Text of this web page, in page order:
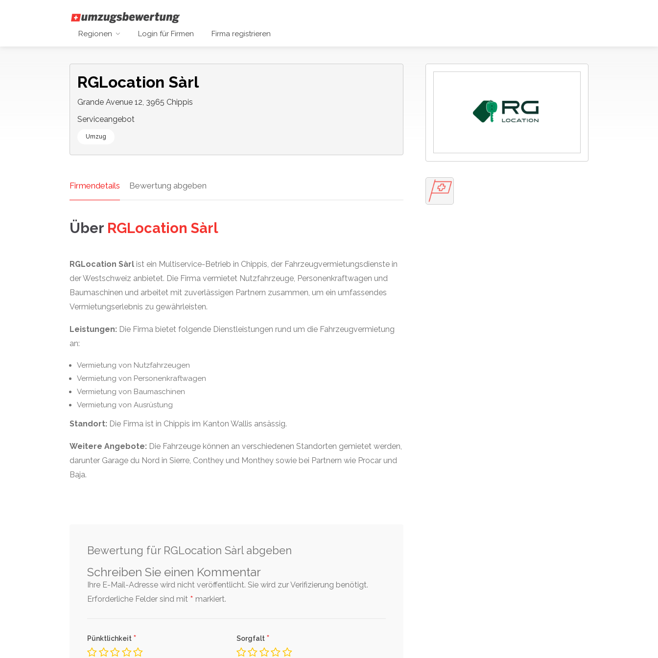
Regionen Login für Firmen Firma registrieren
RGLocation Sàrl
Grande Avenue 12, 3965 Chippis
Serviceangebot
Umzug
Firmendetails Bewertung abgeben
Über RGLocation Sàrl
RGLocation Sàrl ist ein Multiservice-Betrieb in Chippis, der Fahrzeugvermietungsdienste in
der Westschweiz anbietet. Die Firma vermietet Nutzfahrzeuge, Personenkraftwagen und
Baumaschinen und arbeitet mit zuverlässigen Partnern zusammen, um ein umfassendes
Vermietungserlebnis zu gewährleisten.
Leistungen: Die Firma bietet folgende Dienstleistungen rund um die Fahrzeugvermietung
an:
Vermietung von Nutzfahrzeugen
Vermietung von Personenkraftwagen
Vermietung von Baumaschinen
Vermietung von Ausrüstung
Standort: Die Firma ist in Chippis im Kanton Wallis ansässig.
Weitere Angebote: Die Fahrzeuge können an verschiedenen Standorten gemietet werden,
darunter Garage du Nord in Sierre, Conthey und Monthey sowie bei Partnern wie Procar und
Baja.
Bewertung für RGLocation Sàrl abgeben
Schreiben Sie einen Kommentar
Ihre E-Mail-Adresse wird nicht veröffentlicht. Sie wird zur Verifizierung benötigt.
Erforderliche Felder sind mit * markiert.
Pünktlichkeit * Sorgfalt *